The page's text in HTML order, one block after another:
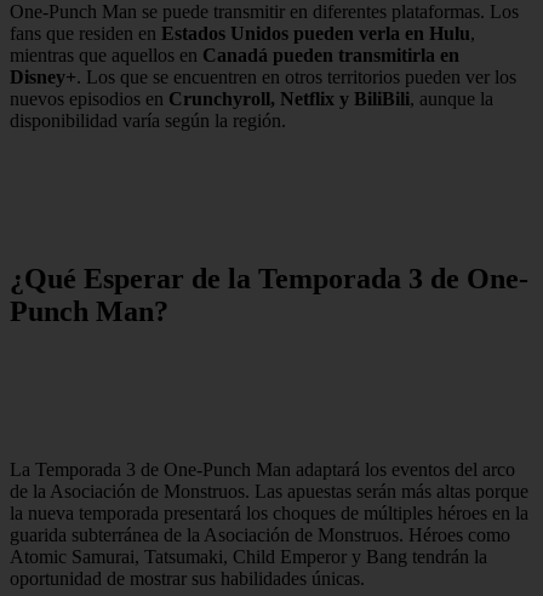
One-Punch Man se puede transmitir en diferentes plataformas. Los
fans que residen en Estados Unidos pueden verla en Hulu,
mientras que aquellos en Canadá pueden transmitirla en
Disney+. Los que se encuentren en otros territorios pueden ver los
nuevos episodios en Crunchyroll, Netflix y BiliBili, aunque la
disponibilidad varía según la región.
¿Qué Esperar de la Temporada 3 de One-
Punch Man?
La Temporada 3 de One-Punch Man adaptará los eventos del arco
de la Asociación de Monstruos. Las apuestas serán más altas porque
la nueva temporada presentará los choques de múltiples héroes en la
guarida subterránea de la Asociación de Monstruos. Héroes como
Atomic Samurai, Tatsumaki, Child Emperor y Bang tendrán la
oportunidad de mostrar sus habilidades únicas.